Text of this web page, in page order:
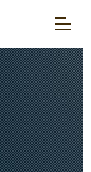
t
o
g
g
l
e
n